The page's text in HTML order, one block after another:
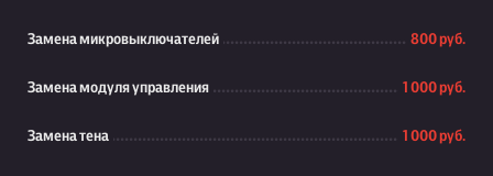
Замена микровыключателей 800 руб.
Замена модуля управления 1 000 руб.
Замена тена 1 000 руб.